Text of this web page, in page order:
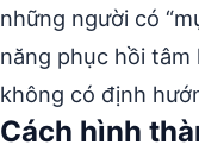
những người có
năng phục hồi tâm
không có định
Cách hình